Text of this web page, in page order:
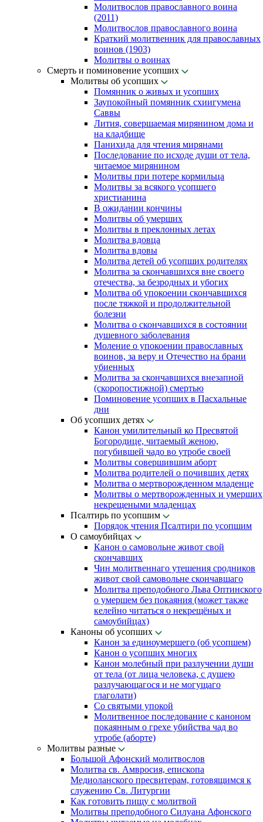
Молитвослов православного воина
(2011)
Молитвослов православного воина
Краткий молитвенник для православных
воинов (1903)
Молитвы о воинах
Смерть и поминовение усопших
Молитвы об усопших
Помянник о живых и усопших
Заупокойный помянник схиигумена
Саввы
Лития, совершаемая мирянином дома и
на кладбище
Панихида для чтения мирянами
Последование по исходе души от тела,
читаемое мирянином
Молитвы при потере кормильца
Молитвы за всякого усопшего
христианина
В ожидании кончины
Молитвы об умерших
Молитвы в преклонных летах
Молитва вдовца
Молитва вдовы
Молитва детей об усопших родителях
Молитва за скончавшихся вне своего
отечества, за безродных и убогих
Молитва об упокоении скончавшихся
после тяжкой и продолжительной
болезни
Молитва о скончавшихся в состоянии
душевного заболевания
Моление о упокоении православных
воинов, за веру и Отечество на брани
убиенных
Молитва за скончавшихся внезапной
(скоропостижной) смертью
Поминовение усопших в Пасхальные
дни
Об усопших детях
Канон умилительный ко Пресвятой
Богородице, читаемый женою,
погубившей чадо во утробе своей
Молитвы совершившим аборт
Молитва родителей о почивших детях
Молитва о мертворожденном младенце
Молитвы о мертворожденных и умерших
некрещеными младенцах
Псалтирь по усопшим
Порядок чтения Псалтири по усопшим
О самоубийцах
Канон о самовольне живот свой
скончавших
Чин молитвеннаго утешения сродников
живот свой самовольне скончавшаго
Молитва преподобного Льва Оптинского
о умершем без покаяния (может также
келейно читаться о некрещёных и
самоубийцах)
Каноны об усопших
Канон за единоумершего (об усопшем)
Канон о усопших многих
Канон молебный при разлучении души
от тела (от лица человека, с душею
разлучающагося и не могущаго
глаголати)
Со святыми упокой
Молитвенное последование с каноном
покаянным о грехе убийства чад во
утробе (аборте)
Молитвы разные
Большой Афонский молитвослов
Молитва св. Амвросия, епископа
Медиоланского пресвитерам, готовящимся к
служению Св. Литургии
Как готовить пищу с молитвой
Молитвы преподобного Силуана Афонского